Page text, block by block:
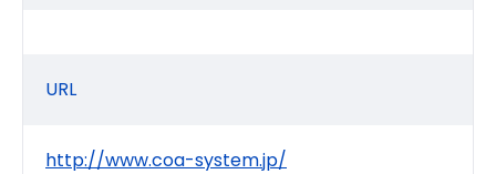
URL
http://www.coa-system.jp/